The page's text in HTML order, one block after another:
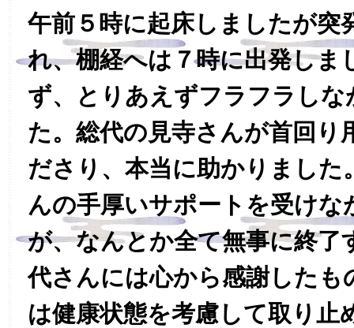
午前５時に起床しましたが突
れ、棚経へは７時に出発しま
ず、とりあえずフラフラしな
た。総代の見寺さんが首回り
ださり、本当に助かりました
んの手厚いサポートを受けな
が、なんとか全て無事に終了
代さんには心から感謝したも
は健康状態を考慮して取り止